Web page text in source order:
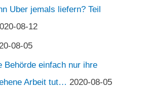
Uber jemals liefern? Teil
08-12
08-05
Behörde einfach nur ihre
Arbeit tut… 2020-08-05